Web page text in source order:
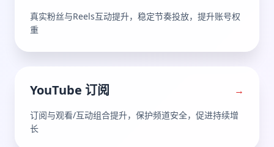
真实粉丝与Reels互动提升，稳定节奏投放，提升账号权
重
YouTube 订阅 →
订阅与观看/互动组合提升，保护频道安全，促进持续增
长